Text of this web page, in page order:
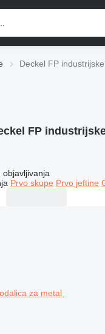
Deckel FP
FP
objavljivanja
Prvo skupe Prvo jeftine